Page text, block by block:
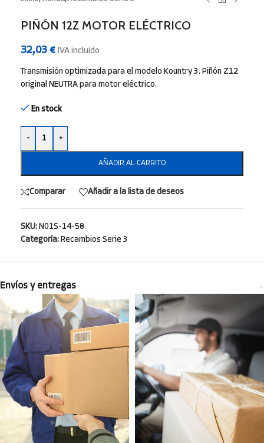
PIÑÓN 12Z MOTOR ELÉCTRICO
32,03 € IVA incluido
Transmisión optimizada para el modelo Kountry 3. Piñón Z12
original NEUTRA para motor eléctrico.
En stock
- +
AÑADIR AL CARRITO
Comparar Añadir a la lista de deseos
SKU: N01S-14-58
Categoría: Recambios Serie 3
Envíos y entregas